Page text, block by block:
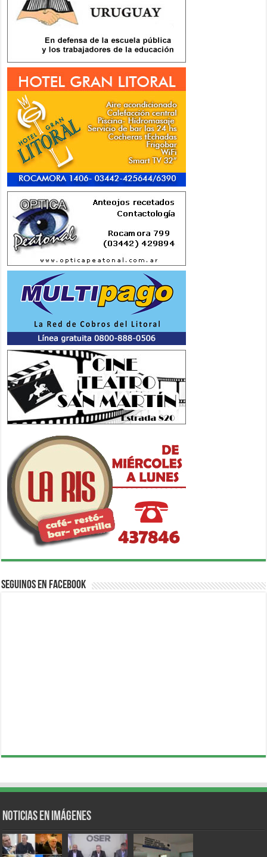
Seguinos en Facebook
Noticias en Imágenes